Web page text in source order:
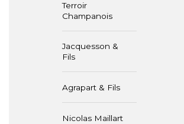
Terroir
Champanois
Jacquesson &
Fils
Agrapart & Fils
Nicolas Maillart